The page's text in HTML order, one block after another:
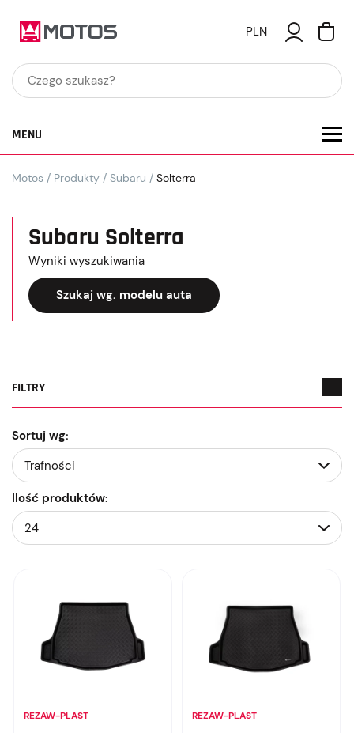
PLN
MENU
Motos / Produkty / Subaru / Solterra
Subaru Solterra
Wyniki wyszukiwania
Szukaj wg. modelu auta
FILTRY
Ilość produktów:
Sortuj wg:
REZAW-PLAST REZAW-PLAST